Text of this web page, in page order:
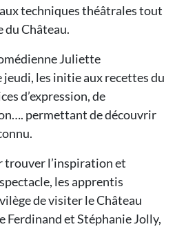
techniques théâtrales tout
du Château.
Juliette
jeudi, les initie aux recettes du
d’expression, de
permettant de découvrir
trouver l’inspiration et
les apprentis
de visiter le Château
Ferdinand et Stéphanie Jolly,